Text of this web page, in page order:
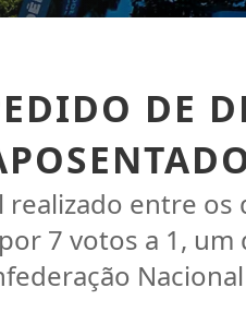
DE
entre os
7 votos a 1,